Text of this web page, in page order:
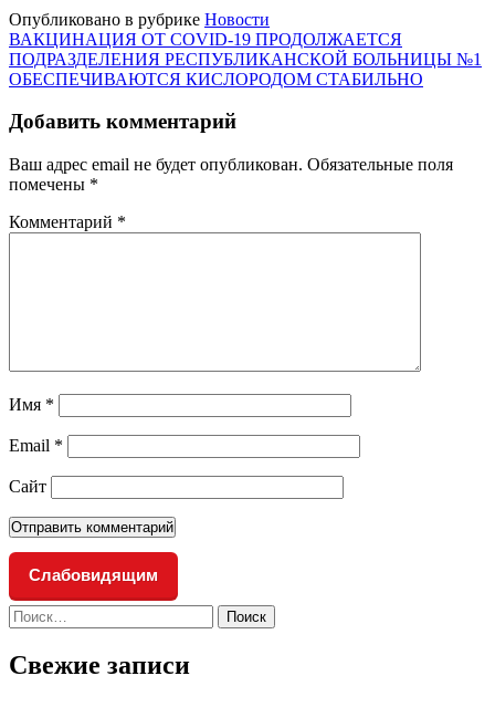
Опубликовано в рубрике Новости
Навигация
по
ВАКЦИНАЦИЯ ОТ COVID-19 ПРОДОЛЖАЕТСЯ
ПОДРАЗДЕЛЕНИЯ РЕСПУБЛИКАНСКОЙ БОЛЬНИЦЫ №1
ОБЕСПЕЧИВАЮТСЯ КИСЛОРОДОМ СТАБИЛЬНО
Добавить комментарий
Ваш адрес email не будет опубликован. Обязательные поля
помечены *
Комментарий *
Имя *
Email *
Сайт
Слабовидящим
Найти:
Свежие записи